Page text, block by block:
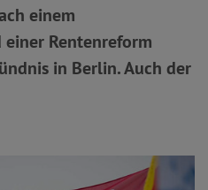
einem
Rentenreform
in Berlin. Auch der